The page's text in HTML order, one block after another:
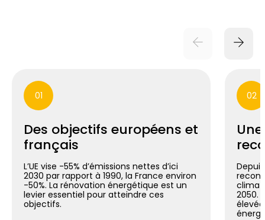
01
Des objectifs européens et
français
L’UE vise -55% d’émissions nettes d’ici
2030 par rapport à 1990, la France environ
-50%. La rénovation énergétique est un
levier essentiel pour atteindre ces
objectifs.
02
2050.